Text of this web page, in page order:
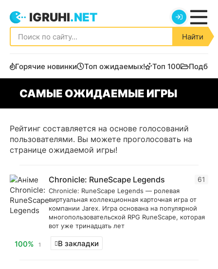
IGRUHI.NET
Найти
Горячие новинки Топ ожидаемых! Топ 100
САМЫЕ ОЖИДАЕМЫЕ ИГРЫ
Рейтинг составляется на основе голосований
пользователями. Вы можете проголосовать на
странице ожидаемой игры!
61
Chronicle: RuneScape Legends
Chronicle: RuneScape Legends — ролевая
виртуальная коллекционная карточная игра от
компании Jarex. Игра основана на популярной
многопользовательской RPG RuneScape, которая
вот уже тринадцать лет
100% 1 В закладки